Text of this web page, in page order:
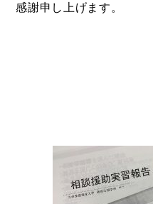
感謝申し上げます。